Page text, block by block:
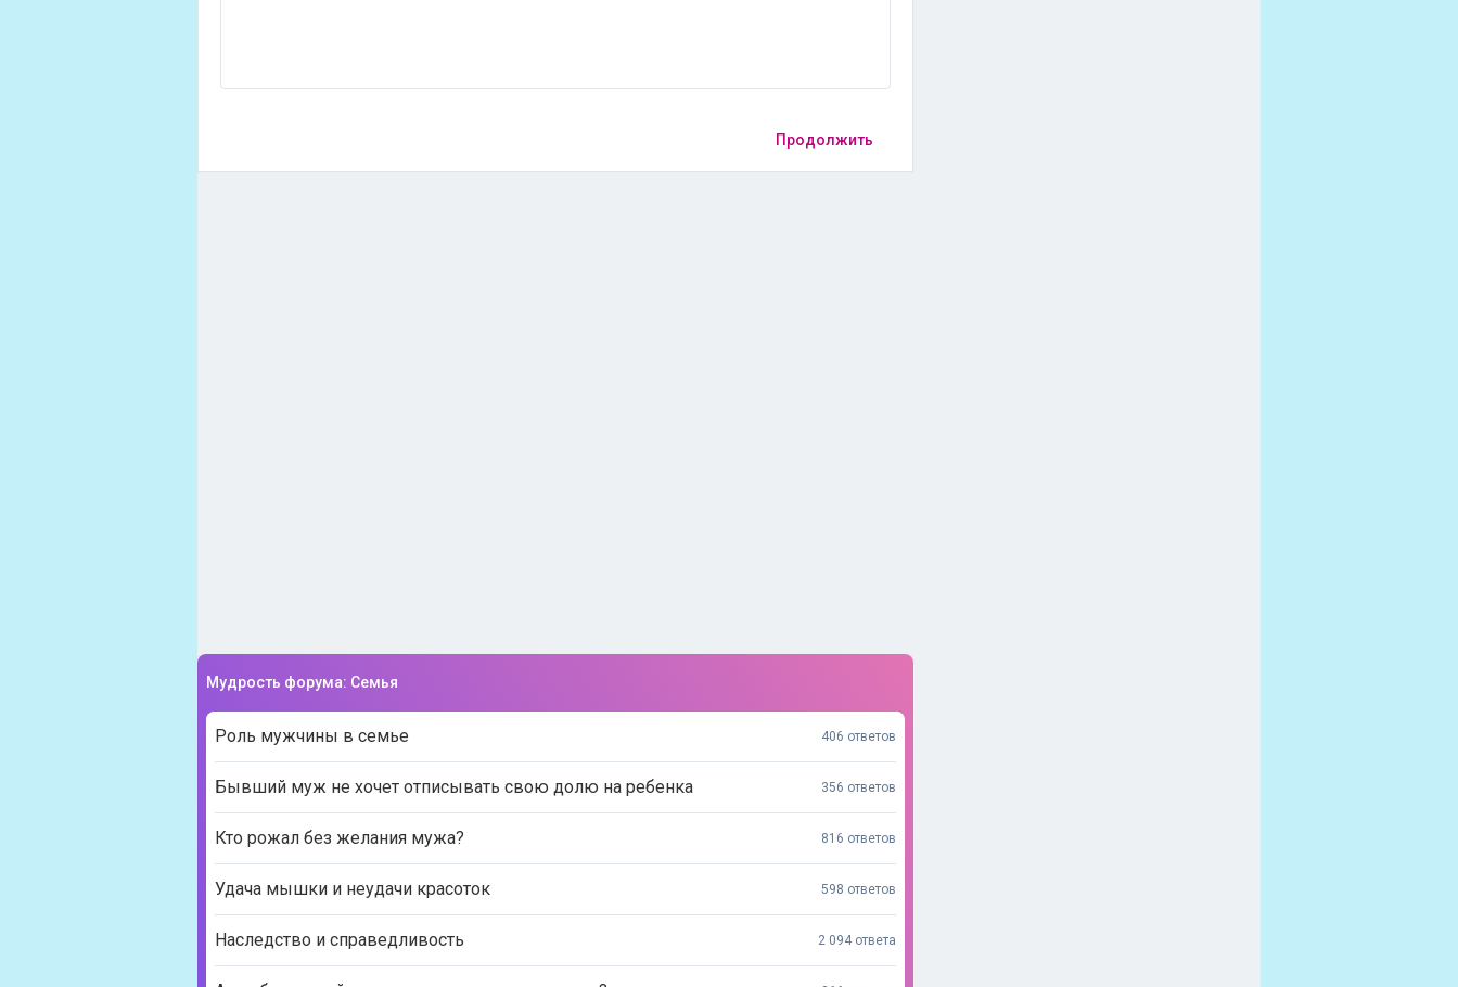
Продолжить
Мудрость форума: Семья
Роль мужчины в семье 406 ответов
Бывший муж не хочет отписывать свою долю на ребенка 356 ответов
Кто рожал без желания мужа? 816 ответов
Удача мышки и неудачи красоток 598 ответов
Наследство и справедливость 2 094 ответа